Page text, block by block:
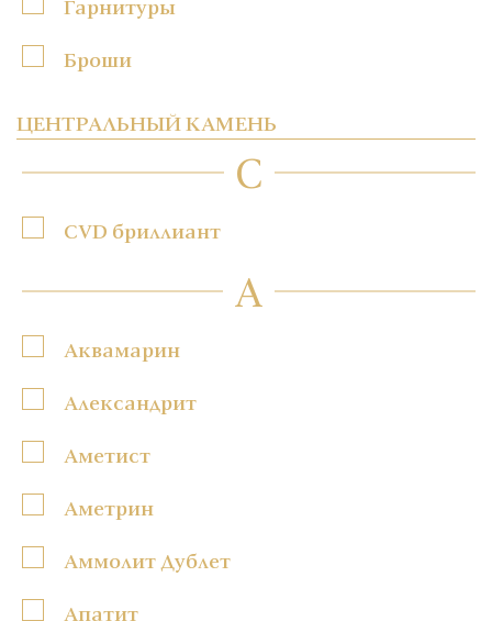
Гарнитуры
Броши
ЦЕНТРАЛЬНЫЙ КАМЕНЬ
C
CVD бриллиант
А
Аквамарин
Александрит
Аметист
Аметрин
Аммолит Дублет
Апатит